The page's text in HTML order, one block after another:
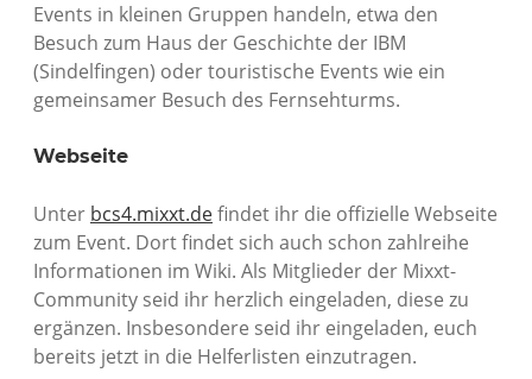
Events in kleinen Gruppen handeln, etwa den
Besuch zum Haus der Geschichte der IBM
(Sindelfingen) oder touristische Events wie ein
gemeinsamer Besuch des Fernsehturms.
Webseite
Unter bcs4.mixxt.defindet ihr die offizielle Webseite
zum Event. Dort findet sich auch schon zahlreihe
Informationen im Wiki. Als Mitglieder der Mixxt-
Community seid ihr herzlich eingeladen, diese zu
ergänzen. Insbesondere seid ihr eingeladen, euch
bereits jetzt in die Helferlisten einzutragen.